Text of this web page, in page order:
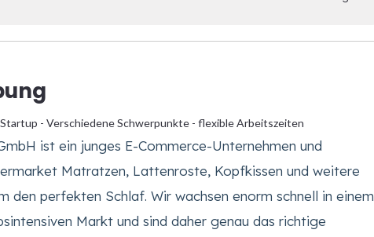
- Verschiedene Schwerpunkte - flexible Arbeitszeiten
ist ein junges E-Commerce-Unternehmen und
Matratzen, Lattenroste, Kopfkissen und weitere
den perfekten Schlaf. Wir wachsen enorm schnell in einem
Markt und sind daher genau das richtige